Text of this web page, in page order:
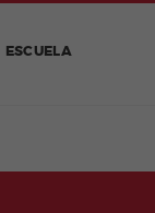
ESCUELA